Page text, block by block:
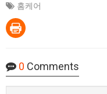
홈케어
0 Comments